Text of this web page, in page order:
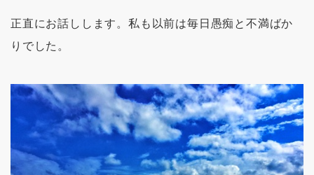
正直にお話しします。私も以前は毎日愚痴と不満ばか
りでした。